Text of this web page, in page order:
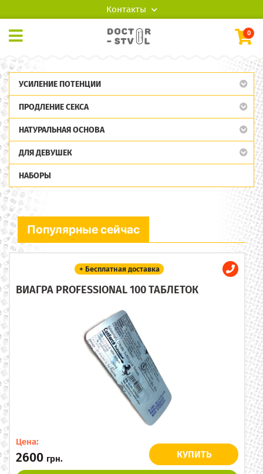
Контакты
0
УСИЛЕНИЕ ПОТЕНЦИИ
ПРОДЛЕНИЕ СЕКСА
НАТУРАЛЬНАЯ ОСНОВА
ДЛЯ ДЕВУШЕК
НАБОРЫ
Популярные сейчас
+ Бесплатная доставка
ВИАГРА PROFESSIONAL 100 ТАБЛЕТОК
Цена:
2600 грн. КУПИТЬ